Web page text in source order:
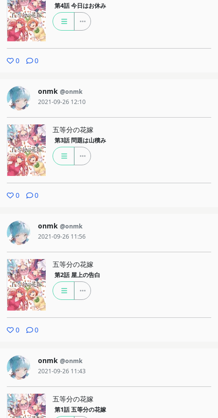
第4話 今日はお休み
0 0
onmk @onmk
2021-09-26 12:10
五等分の花嫁
第3話 問題は山積み
0 0
onmk @onmk
2021-09-26 11:56
五等分の花嫁
第2話 屋上の告白
0 0
onmk @onmk
2021-09-26 11:43
五等分の花嫁
第1話 五等分の花嫁